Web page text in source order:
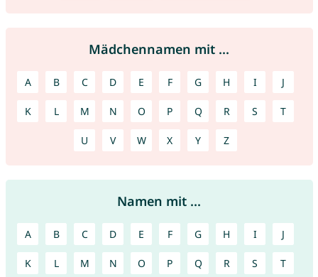
Mädchennamen mit ...
A B C D E F G H I J
K L M N O P Q R S T
U V W X Y Z
Namen mit ...
A B C D E F G H I J
K L M N O P Q R S T